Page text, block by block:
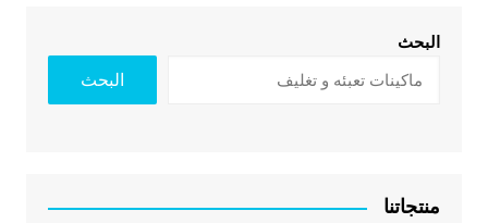
البحث
البحث
منتجاتنا